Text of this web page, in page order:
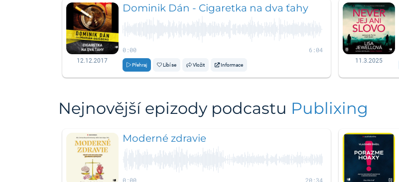
12.12.2017
Dominik Dán - Cigaretka na dva ťahy
0:00 6:04
Přehraj Líbí se Vložit Informace
11.3.2025
Nejnovější epizody podcastu Publixing
Moderné zdravie
0:00 20:34